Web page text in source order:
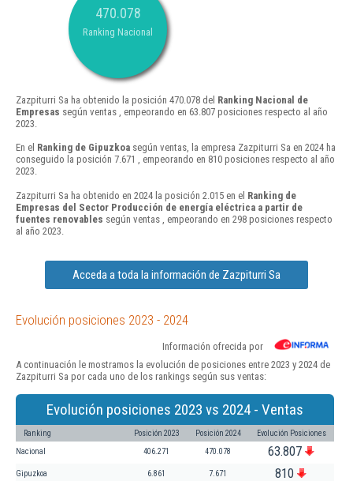
470.078
Ranking Nacional
Zazpiturri Sa ha obtenido la posición 470.078 del Ranking Nacional de
Empresas según ventas , empeorando en 63.807 posiciones respecto al año
2023.
En el Ranking de Gipuzkoa según ventas, la empresa Zazpiturri Sa en 2024 ha
conseguido la posición 7.671 , empeorando en 810 posiciones respecto al año
2023.
Zazpiturri Sa ha obtenido en 2024 la posición 2.015 en el Ranking de
Empresas del Sector Producción de energía eléctrica a partir de
fuentes renovables según ventas , empeorando en 298 posiciones respecto
al año 2023.
Acceda a toda la información de Zazpiturri Sa
Evolución posiciones 2023 - 2024
Información ofrecida por
A continuación le mostramos la evolución de posiciones entre 2023 y 2024 de
Zazpiturri Sa por cada uno de los rankings según sus ventas:
Evolución posiciones 2023 vs 2024 - Ventas
Ranking Posición 2023 Posición 2024 Evolución Posiciones
Nacional 406.271 470.078 63.807
Gipuzkoa 6.861 7.671 810